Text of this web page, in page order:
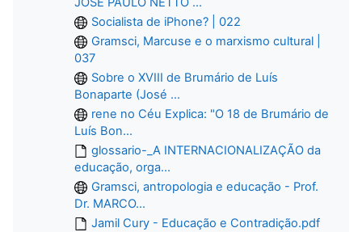
Socialista de iPhone? | 022
Gramsci, Marcuse e o marxismo cultural |
037
Sobre o XVIII de Brumário de Luís
Bonaparte (José ...
rene no Céu Explica: "O 18 de Brumário de
Luís Bon...
glossario-_A INTERNACIONALIZAÇÃO da
educação, orga...
Gramsci, antropologia e educação - Prof.
Dr. MARCO...
Jamil Cury - Educação e Contradição.pdf